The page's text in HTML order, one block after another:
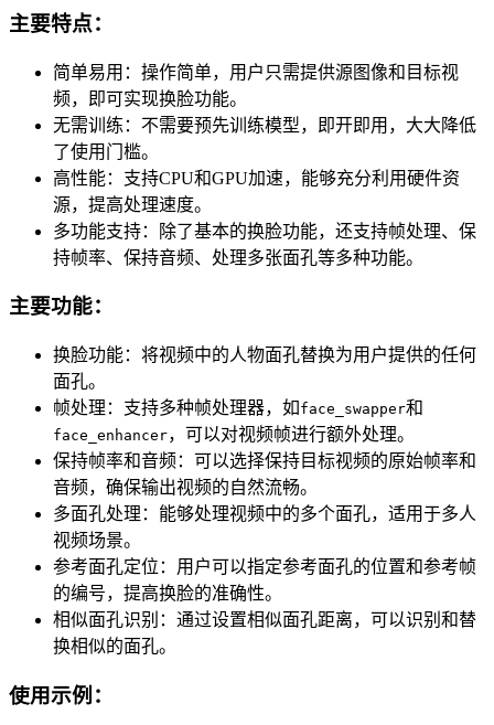
主要特点：
简单易用：操作简单，用户只需提供源图像和目标视
频，即可实现换脸功能。
无需训练：不需要预先训练模型，即开即用，大大降低
了使用门槛。
高性能：支持CPU和GPU加速，能够充分利用硬件资
源，提高处理速度。
多功能支持：除了基本的换脸功能，还支持帧处理、保
持帧率、保持音频、处理多张面孔等多种功能。
主要功能：
换脸功能：将视频中的人物面孔替换为用户提供的任何
面孔。
帧处理：支持多种帧处理器，如 face_swapper和
face_enhancer，可以对视频帧进行额外处理。
保持帧率和音频：可以选择保持目标视频的原始帧率和
音频，确保输出视频的自然流畅。
多面孔处理：能够处理视频中的多个面孔，适用于多人
视频场景。
参考面孔定位：用户可以指定参考面孔的位置和参考帧
的编号，提高换脸的准确性。
相似面孔识别：通过设置相似面孔距离，可以识别和替
换相似的面孔。
使用示例：